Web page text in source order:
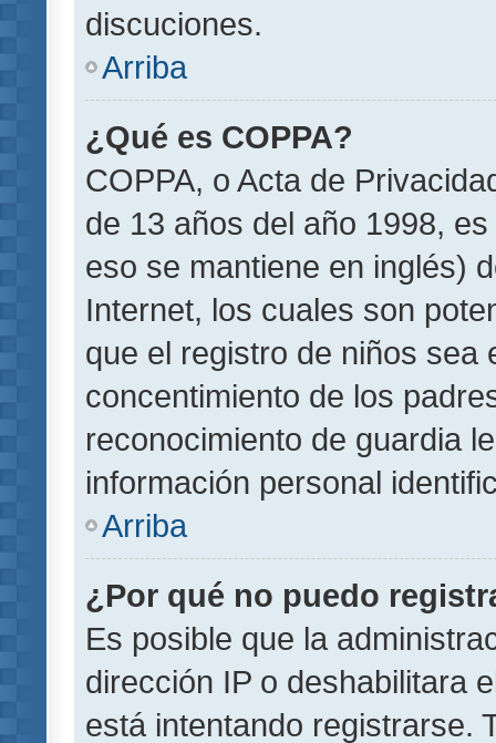
discuciones.
Arriba
¿Qué es COPPA?
COPPA, o Acta de
de 13 años del año 1998,
eso se mantiene en inglés)
Internet, los cuales son
que el registro de niños sea
concentimiento de los
reconocimiento de guardia
información personal
Arriba
¿Por qué no puedo
Es posible que la
dirección IP o deshabilitara
está intentando registrarse.